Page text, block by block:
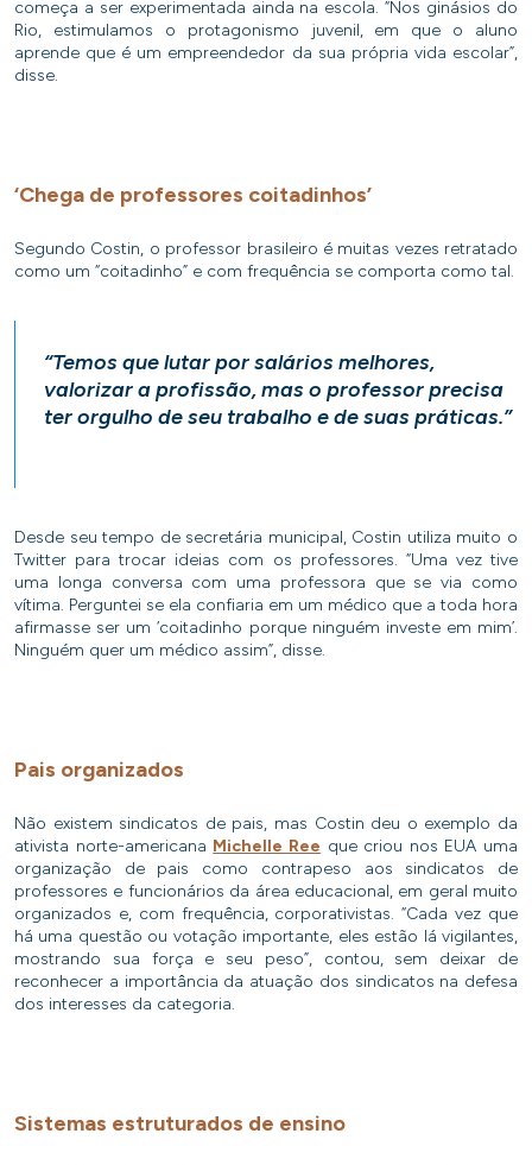
começa a ser experimentada ainda na escola. “Nos ginásios do
Rio, estimulamos o protagonismo juvenil, em que o aluno
aprende que é um empreendedor da sua própria vida escolar”,
disse.
‘Chega de professores coitadinhos’
Segundo Costin, o professor brasileiro é muitas vezes retratado
como um “coitadinho” e com frequência se comporta como tal.
“Temos que lutar por salários melhores,
valorizar a profissão, mas o professor precisa
ter orgulho de seu trabalho e de suas práticas.”
Desde seu tempo de secretária municipal, Costin utiliza muito o
Twitter para trocar ideias com os professores. “Uma vez tive
uma longa conversa com uma professora que se via como
vítima. Perguntei se ela confiaria em um médico que a toda hora
afirmasse ser um ‘coitadinho porque ninguém investe em mim’.
Ninguém quer um médico assim”, disse.
Pais organizados
Não existem sindicatos de pais, mas Costin deu o exemplo da
ativista norte-americana Michelle Ree que criou nos EUA uma
organização de pais como contrapeso aos sindicatos de
professores e funcionários da área educacional, em geral muito
organizados e, com frequência, corporativistas. “Cada vez que
há uma questão ou votação importante, eles estão lá vigilantes,
mostrando sua força e seu peso”, contou, sem deixar de
reconhecer a importância da atuação dos sindicatos na defesa
dos interesses da categoria.
Sistemas estruturados de ensino